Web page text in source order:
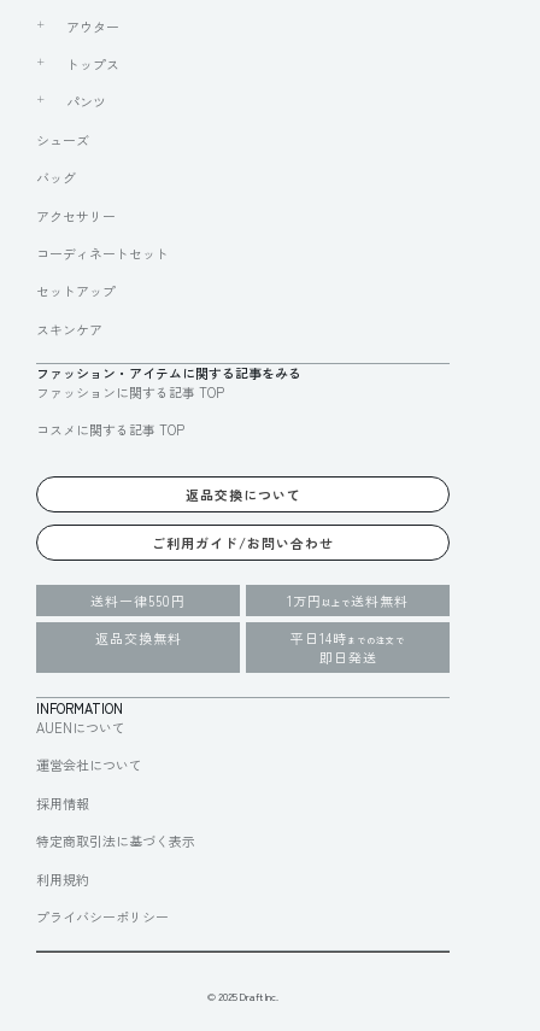
アウター
トップス
パンツ
シューズ
バッグ
アクセサリー
コーディネートセット
セットアップ
スキンケア
ファッション・アイテムに関する記事をみる
ファッションに関する記事 TOP
コスメに関する記事 TOP
返品交換について
ご利用ガイド/お問い合わせ
送料一律550円 1万円 以上で送料無料
返品交換無料
平日14時 までの注文で
即日発送
INFORMATION
AUENについて
運営会社について
採用情報
特定商取引法に基づく表示
利用規約
プライバシーポリシー
© 2025 Draft Inc.